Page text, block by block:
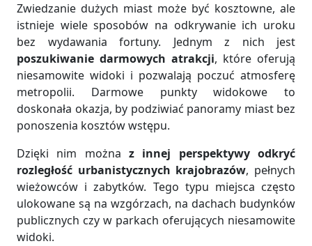
Zwiedzanie dużych miast może być kosztowne, ale
istnieje wiele sposobów na odkrywanie ich uroku
bez wydawania fortuny. Jednym z nich jest
poszukiwanie darmowych atrakcji, które oferują
niesamowite widoki i pozwalają poczuć atmosferę
metropolii. Darmowe punkty widokowe to
doskonała okazja, by podziwiać panoramy miast bez
ponoszenia kosztów wstępu.
Dzięki nim można z innej perspektywy odkryć
rozległość urbanistycznych krajobrazów, pełnych
wieżowców i zabytków. Tego typu miejsca często
ulokowane są na wzgórzach, na dachach budynków
publicznych czy w parkach oferujących niesamowite
widoki.